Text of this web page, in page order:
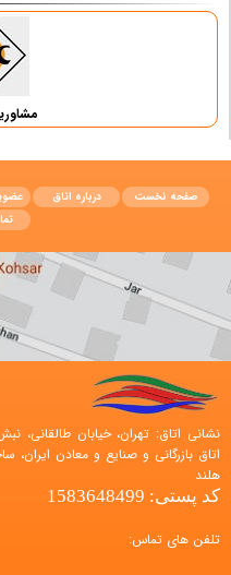
صفحه نخست درباره اتاق
اتاق بازرگانی و صنایع و معادن ایران،
هلند
کد پستی: 1583648499
تلفن های تماس: